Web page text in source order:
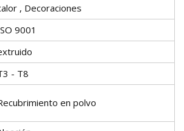
, Decoraciones
9001
- T8
en polvo